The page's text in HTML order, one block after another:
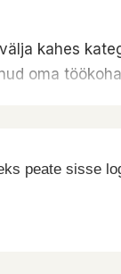
kahes
oma
peate sisse